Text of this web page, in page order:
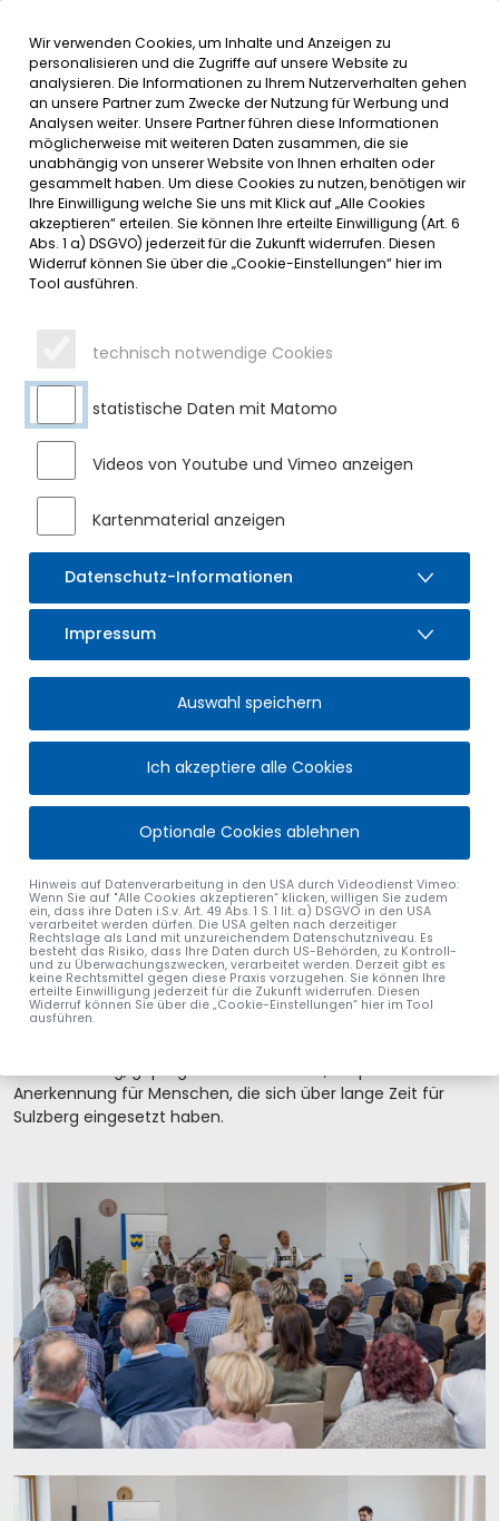
Inhalt der Seite anspringen
Informationen undMENÜ
SERVICE
EIN ABEND DES DANKES UND DER
ANERKENNUNG
Ehrung des Altbürgermeisters am 12. Mai 2026
Im Mehrzwecksaal des Rathauses Sulzberg wurde Thomas
Hartmann feierlich zum Altbürgermeister ernannt. Die
Verdienste und seinen langjährigen Einsatz für Sulzberg.
Zugleich wurden Thomas Sommer, Alfons Fischer und
Karoline Schneid, drei langjährige Mitglieder des
Marktgemeinderates, verabschiedet. Ihr Engagement hat
die kommunale Arbeit über viele Jahre mitgeprägt.
Anerkennung für Menschen, die sich über lange Zeit für
Sulzberg eingesetzt haben.
Wir verwenden Cookies, um Inhalte und Anzeigen zu
personalisieren und die Zugriffe auf unsere Website zu
analysieren. Die Informationen zu Ihrem Nutzerverhalten gehen
an unsere Partner zum Zwecke der Nutzung für Werbung und
Analysen weiter. Unsere Partner führen diese Informationen
möglicherweise mit weiteren Daten zusammen, die sie
unabhängig von unserer Website von Ihnen erhalten oder
gesammelt haben. Um diese Cookies zu nutzen, benötigen wir
Ihre Einwilligung welche Sie uns mit Klick auf „Alle Cookies
akzeptieren“ erteilen. Sie können Ihre erteilte Einwilligung (Art. 6
Abs. 1 a) DSGVO) jederzeit für die Zukunft widerrufen. Diesen
Widerruf können Sie über die „Cookie-Einstellungen“ hier im
Tool ausführen.
technisch notwendige Cookies
statistische Daten mit Matomo
Videos von Youtube und Vimeo anzeigen
Kartenmaterial anzeigen
Datenschutz-Informationen
Impressum
Auswahl speichern
Ich akzeptiere alle Cookies
Optionale Cookies ablehnen
Hinweis auf Datenverarbeitung in den USA durch Videodienst Vimeo:
Wenn Sie auf "Alle Cookies akzeptieren“ klicken, willigen Sie zudem
ein, dass ihre Daten i.S.v. Art. 49 Abs. 1 S. 1 lit. a) DSGVO in den USA
verarbeitet werden dürfen. Die USA gelten nach derzeitiger
Rechtslage als Land mit unzureichendem Datenschutzniveau. Es
besteht das Risiko, dass Ihre Daten durch US-Behörden, zu Kontroll-
und zu Überwachungszwecken, verarbeitet werden. Derzeit gibt es
keine Rechtsmittel gegen diese Praxis vorzugehen. Sie können Ihre
erteilte Einwilligung jederzeit für die Zukunft widerrufen. Diesen
Widerruf können Sie über die „Cookie-Einstellungen“ hier im Tool
ausführen.